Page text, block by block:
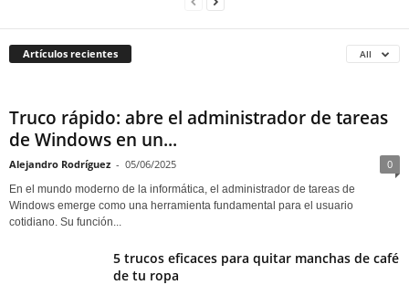
Artículos recientes All
Truco rápido: abre el administrador de tareas
de Windows en un...
Alejandro Rodríguez - 05/06/2025 0
En el mundo moderno de la informática, el administrador de tareas de
Windows emerge como una herramienta fundamental para el usuario
cotidiano. Su función...
5 trucos eficaces para quitar manchas de café
de tu ropa